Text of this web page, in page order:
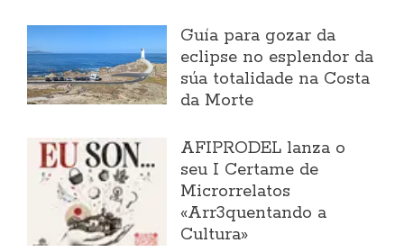
Guía para gozar da
eclipse no esplendor da
súa totalidade na Costa
da Morte
AFIPRODEL lanza o
seu I Certame de
Microrrelatos
«Arr3quentando a
Cultura»